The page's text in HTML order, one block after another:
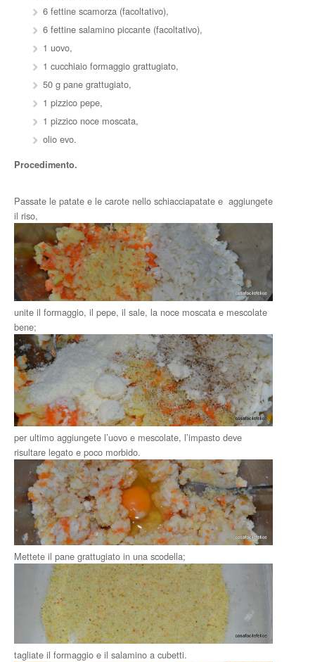
6 fettine scamorza (facoltativo),
6 fettine salamino piccante (facoltativo),
1 uovo,
1 cucchiaio formaggio grattugiato,
50 g pane grattugiato,
1 pizzico pepe,
1 pizzico noce moscata,
olio evo.
Procedimento.
Passate le patate e le carote nello schiacciapatate e aggiungete
il riso,
unite il formaggio, il pepe, il sale, la noce moscata e mescolate
bene;
per ultimo aggiungete l’uovo e mescolate, l’impasto deve
risultare legato e poco morbido.
Mettete il pane grattugiato in una scodella;
tagliate il formaggio e il salamino a cubetti.